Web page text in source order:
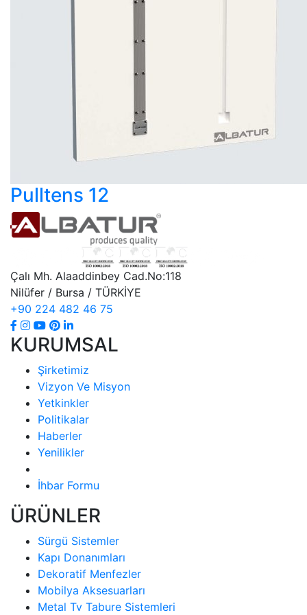
Pulltens 12
Çalı Mh. Alaaddinbey Cad.No:118
Nilüfer / Bursa / TÜRKİYE
+90 224 482 46 75
KURUMSAL
Şirketimiz
Vizyon Ve Misyon
Yetkinkler
Politikalar
Haberler
Yenilikler
İhbar Formu
ÜRÜNLER
Sürgü Sistemler
Kapı Donanımları
Dekoratif Menfezler
Mobilya Aksesuarları
Metal Tv Tabure Sistemleri